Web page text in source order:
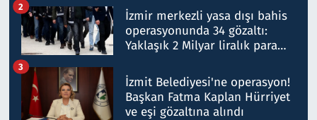
İzmir merkezli yasa dışı bahis
operasyonunda 34 gözaltı:
Yaklaşık 2 Milyar liralık para
2
İzmit Belediyesi'ne operasyon!
Başkan Fatma Kaplan Hürriyet
ve eşi gözaltına alındı
3